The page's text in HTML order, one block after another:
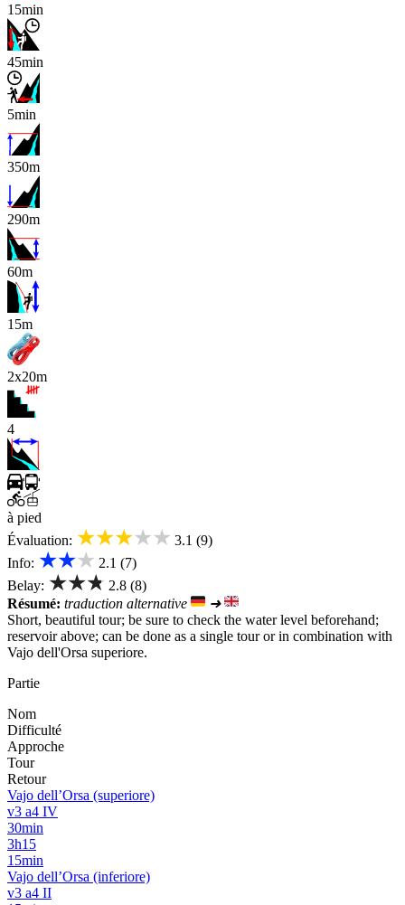
15min
45min
5min
350m
290m
60m
x
15m
2x20m
4
à pied
Évaluation: ★★★★★ 3.1 (9)
Info: ★★★ 2.1 (7)
Belay: ★★★ 2.8 (8)
Résumé: traduction alternative
➜
Short, beautiful tour; be sure to check the water level beforehand;
reservoir above; can be done as a single tour or in combination with
Vajo dell'Orsa superiore.
Partie
Nom
Difficulté
Approche
Tour
Retour
Vajo dell’Orsa (superiore)
v3 a4 IV
30min
3h15
15min
Vajo dell’Orsa (inferiore)
v3 a4 II